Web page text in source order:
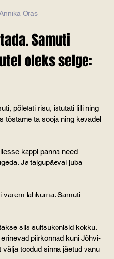
Oras
Samuti
oleks selge:
põletati risu, istutati lilli ning
tõstame ta sooja ning kevadel
kappi panna need
Ja talgupäeval juba
varem lahkuma. Samuti
siis suitsukonisid kokku.
piirkonnad kuni Jõhvi-
välja toodud sinna jäetud vanu